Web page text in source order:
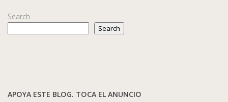
Search
Search
APOYA ESTE BLOG. TOCA EL ANUNCIO